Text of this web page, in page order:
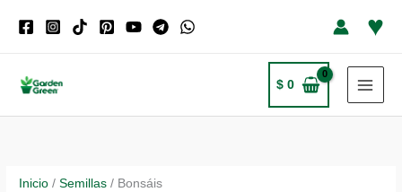
♥
$ 0
Inicio /Semillas / Bonsáis